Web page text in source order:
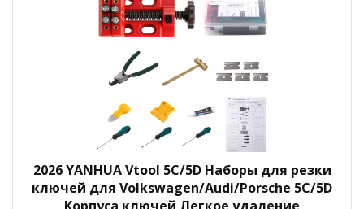
2026 YANHUA Vtool 5C/5D Наборы для резки
ключей для Volkswagen/Audi/Porsche 5C/5D